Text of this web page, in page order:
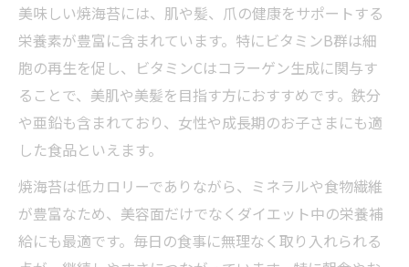
美味しい焼海苔には、肌や髪、爪の健康をサポートする
栄養素が豊富に含まれています。特にビタミンB群は細
胞の再生を促し、ビタミンCはコラーゲン生成に関与す
ることで、美肌や美髪を目指す方におすすめです。鉄分
や亜鉛も含まれており、女性や成長期のお子さまにも適
した食品といえます。
焼海苔は低カロリーでありながら、ミネラルや食物繊維
が豊富なため、美容面だけでなくダイエット中の栄養補
給にも最適です。毎日の食事に無理なく取り入れられる